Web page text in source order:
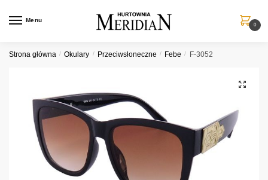
Menu
0
Strona główna / Okulary / Przeciwsłoneczne / Febe / F-3052